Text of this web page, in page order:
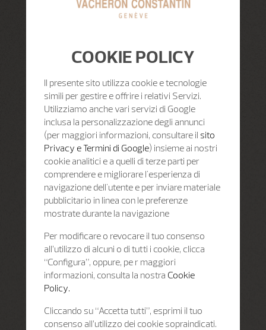
COOKIE POLICY
Il presente sito utilizza cookie e tecnologie
simili per gestire e offrire i relativi Servizi.
Utilizziamo anche vari servizi di Google
inclusa la personalizzazione degli annunci
(per maggiori informazioni, consultare il sito
Privacy e Termini di Google) insieme ai nostri
cookie analitici e a quelli di terze parti per
comprendere e migliorare l'esperienza di
navigazione dell'utente e per inviare materiale
pubblicitario in linea con le preferenze
mostrate durante la navigazione
Per modificare o revocare il tuo consenso
all’utilizzo di alcuni o di tutti i cookie, clicca
“Configura”, oppure, pe r maggiori
informazioni, consulta la nostra Cookie
Policy.
Cliccando su “Accetta tutti”, esprimi il tuo
consenso all’utilizzo dei cookie sopraindicati.